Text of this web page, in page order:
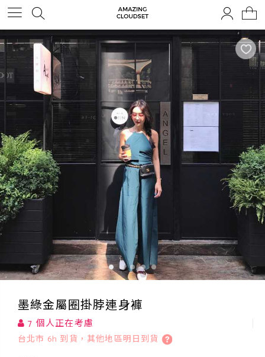
墨綠金屬圈掛脖連身褲
7 個人正在考慮
台北市 6h 到貨，其他地區明日到貨